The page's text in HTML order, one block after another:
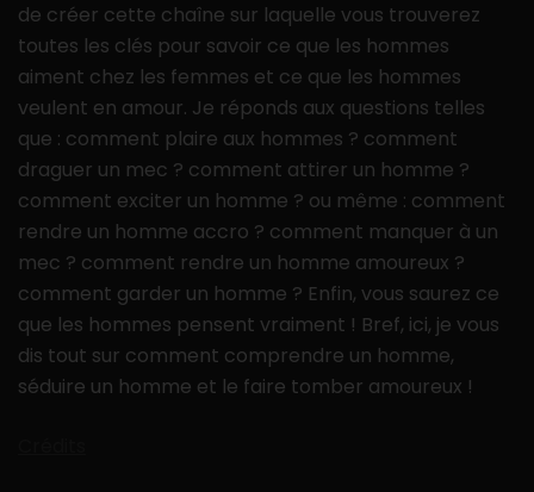
de créer cette chaîne sur laquelle vous trouverez
toutes les clés pour savoir ce que les hommes
aiment chez les femmes et ce que les hommes
veulent en amour. Je réponds aux questions telles
que : comment plaire aux hommes ? comment
draguer un mec ? comment attirer un homme ?
comment exciter un homme ? ou même : comment
rendre un homme accro ? comment manquer à un
mec ? comment rendre un homme amoureux ?
comment garder un homme ? Enfin, vous saurez ce
que les hommes pensent vraiment ! Bref, ici, je vous
dis tout sur comment comprendre un homme,
séduire un homme et le faire tomber amoureux !